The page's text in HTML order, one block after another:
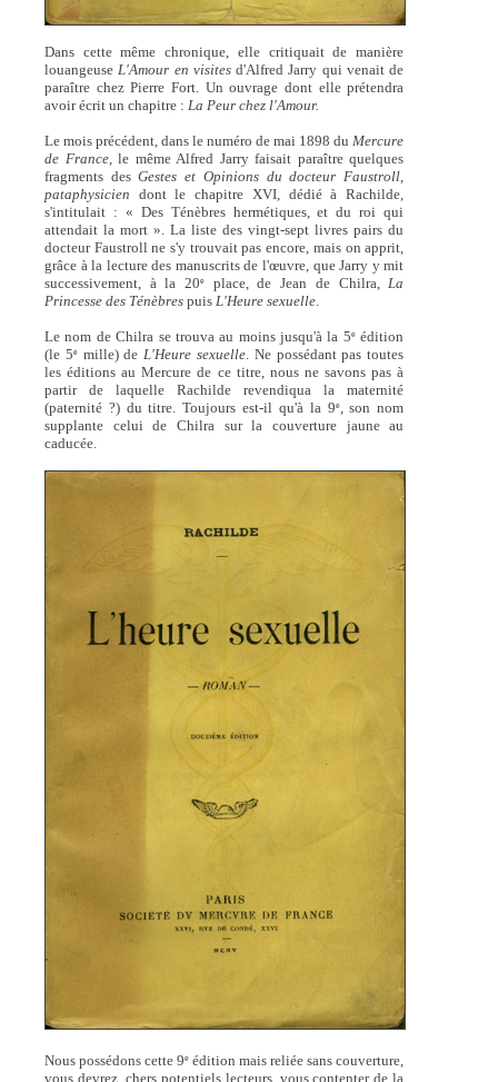
Dans cette même chronique, elle critiquait de manière
louangeuseL'Amour en visitesd'Alfred Jarry qui venait de
paraître chez Pierre Fort. Un ouvrage dont elle prétendra
avoir écrit un chapitre : La Peur chez l'Amour.
Le mois précédent, dans le numéro de mai 1898 duMercure
de France, le même Alfred Jarry faisait paraître quelques
fragments desGestes et Opinions du docteur Faustroll,
pataphysicien dont le chapitre XVI, dédié à Rachilde,
s'intitulait : « Des Ténèbres hermétiques, et du roi qui
attendait la mort ». La liste des vingt-sept livres pairs du
docteur Faustroll ne s'y trouvait pas encore, mais on apprit,
grâce à la lecture des manuscrits de l'œuvre, que Jarry y mit
successivement, à la 20e place, de Jean de Chilra,La
Princesse des Ténèbrespuis L'Heure sexuelle.
Le nom de Chilra se trouva au moins jusqu'à la 5eédition
(le 5emille) deL'Heure sexuelle. Ne possédant pas toutes
les éditions au Mercure de ce titre, nous ne savons pas à
partir de laquelle Rachilde revendiqua la maternité
(paternité ?) du titre. Toujours est-il qu'à la 9e, son nom
supplante celui de Chilra sur la couverture jaune au
caducée.
Nous possédons cette 9e édition mais reliée sans couverture,
vous devrez, chers potentiels lecteurs, vous contenter de la